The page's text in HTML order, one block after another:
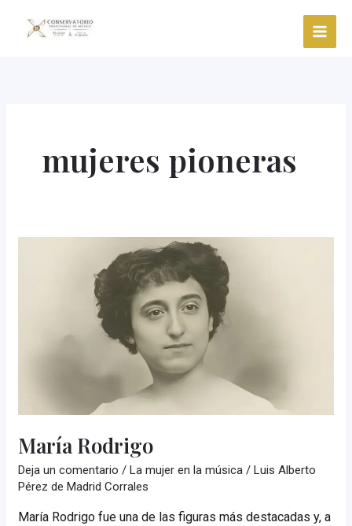
mujeres pioneras
María Rodrigo
Deja un comentario /La mujer en la música /Luis Alberto
Pérez de Madrid Corrales
María Rodrigo fue una de las figuras más destacadas y, a